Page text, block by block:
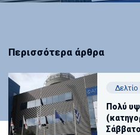
Περισσότερα άρθρα
Πολύ
(κατηγορία